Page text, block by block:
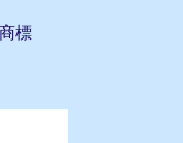
標